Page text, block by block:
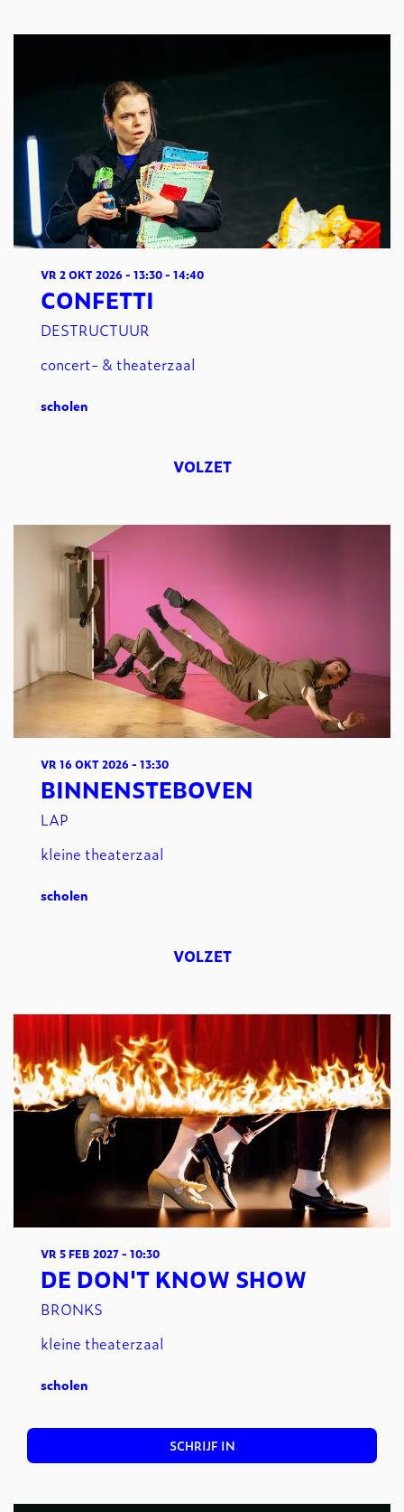
CONFETTI
DESTRUCTUUR
VR 2 OKT 2026- 13:30 - 14:40
concert- & theaterzaal
scholen
VOLZET
BINNENSTEBOVEN
LAP
VR 16 OKT 2026- 13:30
kleine theaterzaal
scholen
VOLZET
DE DON'T KNOW SHOW
BRONKS
VR 5 FEB 2027- 10:30
kleine theaterzaal
scholen
SCHRIJF IN